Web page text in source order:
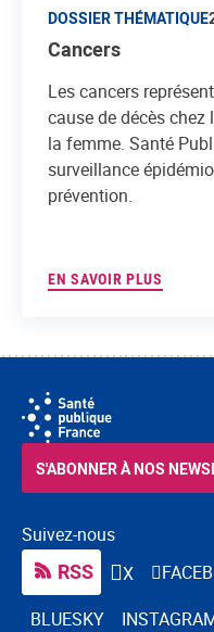
DOSSIER THÉMATIQUE
Cancers
Les cancers
cause de décès chez
la femme. Santé
surveillance
prévention.
EN SAVOIR PLUS
Suivez-nous
RSS X
BLUESKY
S'ABONNER À NOS